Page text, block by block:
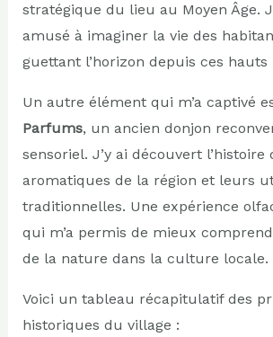
stratégique du lieu au Moyen Âge.
amusé à imaginer la vie des
guettant l’horizon depuis ces hauts
Un autre élément qui m’a captivé
Parfums, un ancien donjon
sensoriel. J’y ai découvert l’histoire
aromatiques de la région et leurs
traditionnelles. Une expérience
qui m’a permis de mieux
de la nature dans la culture locale.
Voici un tableau récapitulatif des
historiques du village :